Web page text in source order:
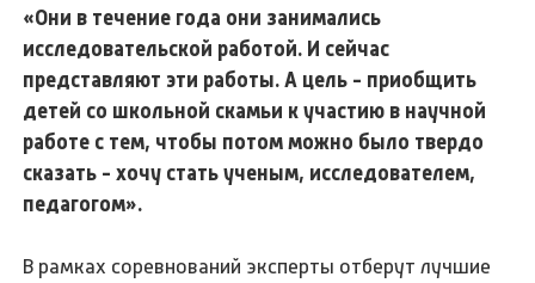
«Они в течение года они занимались
исследовательской работой. И сейчас
представляют эти работы. А цель - приобщить
детей со школьной скамьи к участию в научной
работе с тем, чтобы потом можно было твердо
сказать - хочу стать ученым, исследователем,
педагогом».
В рамках соревнований эксперты отберут лучшие